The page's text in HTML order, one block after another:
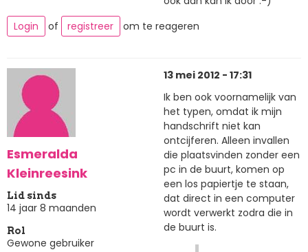
Login
of registreer om te reageren
Esmeralda
Kleinreesink
Lid sinds
14 jaar 8 maanden
Rol
Gewone gebruiker
13 mei 2012 - 17:31
Ik ben ook voornamelijk van
het typen, omdat ik mijn
handschrift niet kan
ontcijferen. Alleen invallen
die plaatsvinden zonder een
pc in de buurt, komen op
een los papiertje te staan,
dat direct in een computer
wordt verwerkt zodra die in
de buurt is.